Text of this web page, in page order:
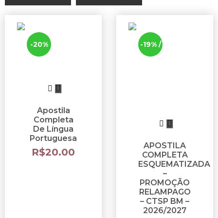
-20%
Apostila
Completa
De Língua
Portuguesa
R$20.00
-19% /
APOSTILA
COMPLETA
ESQUEMATIZADA
–
PROMOÇÃO
RELAMPAGO
– CTSP BM –
2026/2027